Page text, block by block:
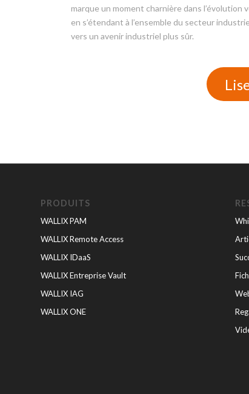
marque un moment charnière dans
en s’étendant à l’ensemble du secteur
vers un avenir industriel plus sûr.
PRODUITS
WALLIX PAM
WALLIX Remote Access
WALLIX IDaaS
WALLIX Entreprise Vault
WALLIX IAG
WALLIX ONE